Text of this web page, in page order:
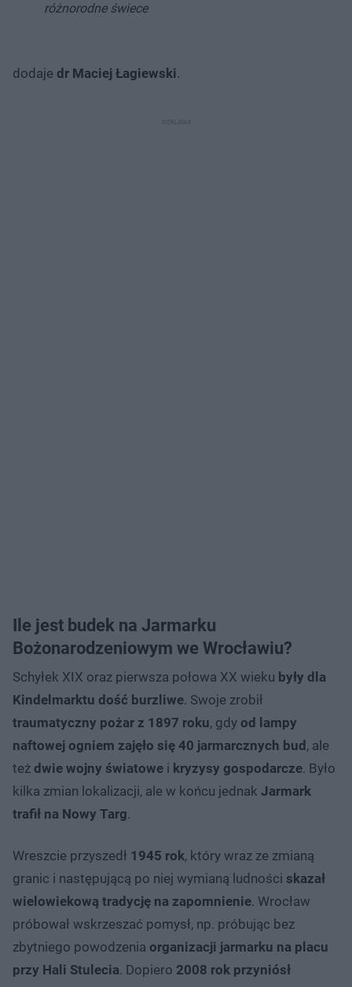
różnorodne świece
dodaje dr Maciej Łagiewski.
Ile jest budek na Jarmarku
Bożonarodzeniowym we Wrocławiu?
Schyłek XIX oraz pierwsza połowa XX wieku były dla
Kindelmarktu dość burzliwe. Swoje zrobił
traumatyczny pożar z 1897 roku, gdy od lampy
naftowej ogniem zajęło się 40 jarmarcznych bud , ale
też dwie wojny światowe i kryzysy gospodarcze. Było
kilka zmian lokalizacji, ale w końcu jednak Jarmark
trafił na Nowy Targ.
Wreszcie przyszedł 1945 rok, który wraz ze zmianą
granic i następującą po niej wymianą ludności skazał
wielowiekową tradycję na zapomnienie. Wrocław
próbował wskrzeszać pomysł, np. próbując bez
zbytniego powodzenia organizacji jarmarku na placu
przy Hali Stulecia. Dopiero 2008 rok przyniósł